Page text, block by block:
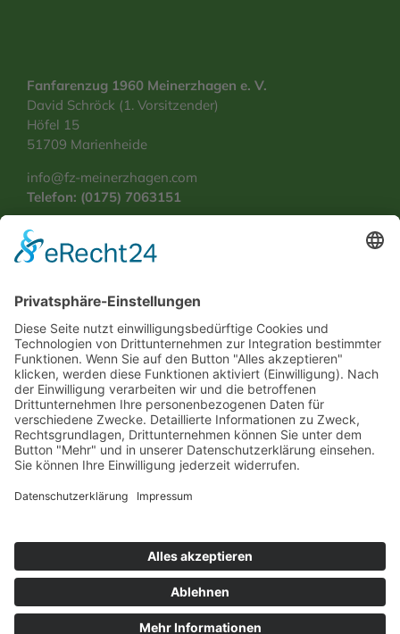
Fanfarenzug 1960 Meinerzhagen e. V.
David Schröck (1. Vorsitzender)
Höfel 15
51709 Marienheide
info@fz-meinerzhagen.com
Telefon: (0175) 7063151
Services
Impressum
Lüttel Software & Medien
GmbH